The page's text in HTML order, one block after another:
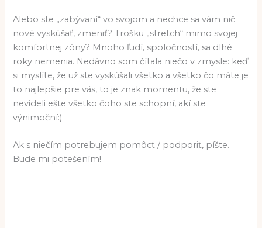
Alebo ste „zabývaní“ vo svojom a nechce sa vám nič
nové vyskúšať, zmeniť? Trošku „stretch“ mimo svojej
komfortnej zóny? Mnoho ľudí, spoločností, sa dlhé
roky nemenia. Nedávno som čítala niečo v zmysle: keď
si myslíte, že už ste vyskúšali všetko a všetko čo máte je
to najlepšie pre vás, to je znak momentu, že ste
nevideli ešte všetko čoho ste schopní, akí ste
výnimoční:)
Ak s niečím potrebujem pomôcť / podporiť, píšte.
Bude mi potešením!